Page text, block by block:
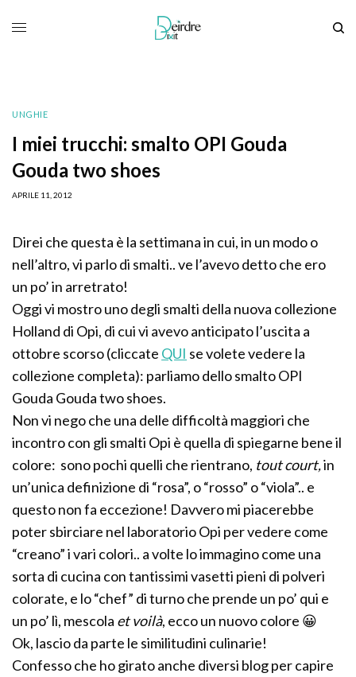
UNGHIE
I miei trucchi: smalto OPI Gouda
Gouda two shoes
APRILE 11, 2012
Direi che questa è la settimana in cui, in un modo o
nell’altro, vi parlo di smalti.. ve l’avevo detto che ero
un po’ in arretrato!
Oggi vi mostro uno degli smalti della nuova collezione
Holland di Opi, di cui vi avevo anticipato l’uscita a
ottobre scorso (cliccate QUI se volete vedere la
collezione completa): parliamo dello smalto OPI
Gouda Gouda two shoes.
Non vi nego che una delle difficoltà maggiori che
incontro con gli smalti Opi è quella di spiegarne bene il
colore: sono pochi quelli che rientrano, tout court,in
un’unica definizione di “rosa”, o “rosso” o “viola”.. e
questo non fa eccezione! Davvero mi piacerebbe
poter sbirciare nel laboratorio Opi per vedere come
“creano” i vari colori.. a volte lo immagino come una
sorta di cucina con tantissimi vasetti pieni di polveri
colorate, e lo “chef” di turno che prende un po’ qui e
un po’ lì, mescola et voilà, ecco un nuovo colore 😀
Ok, lascio da parte le similitudini culinarie!
Confesso che ho girato anche diversi blog per capire